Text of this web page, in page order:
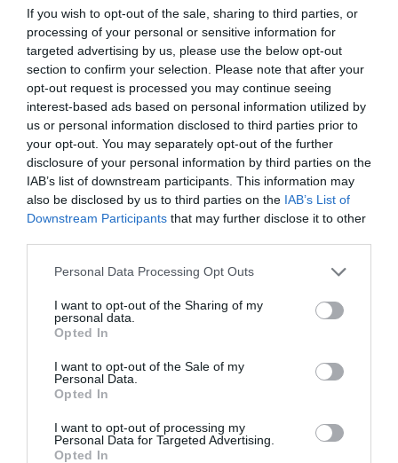
If you wish to opt-out of the sale, sharing to third parties, or
processing of your personal or sensitive information for
targeted advertising by us, please use the below opt-out
section to confirm your selection. Please note that after your
opt-out request is processed you may continue seeing
interest-based ads based on personal information utilized by
us or personal information disclosed to third parties prior to
your opt-out. You may separately opt-out of the further
disclosure of your personal information by third parties on the
IAB’s list of downstream participants. This information may
also be disclosed by us to third parties on the IAB’s List of
Downstream Participants that may further disclose it to other
Please note that this website/app uses one or more Google
not limited to your visit or usage behaviour. You may click to
grant or deny consent to Google and its third-party tags to
use your data for below specified purposes in below Google
consent section.
Personal Data Processing Opt Outs
I want to opt-out of the Sharing of my
personal data.
Opted In
I want to opt-out of the Sale of my
Personal Data.
Opted In
I want to opt-out of processing my
Personal Data for Targeted Advertising.
Opted In
στην πολιτιστική αναβάθμιση της πόλης του
Πειραιά, στήριξε τη δημιουργία του
ντοκιμαντέρ με θέμα «Διαδρομές με τα
Αγάλματα, τις Προτομές και τα Μνημεία του
Πειραιά», το οποίο και παρουσιάστηκε
κλείνοντας την εκδήλωση μέσα σε κλίμα
ιδιαίτερα εορταστικό, στο οποίο συνέβαλε
το μουσικό διάλειμμα των τενόρων «The
πιάνο ο μαέστρος, Βενιαμίν
Χατζηκουμπάρογλου.Ακολούθησε δεξίωση
προς τιμήν των επίσημων προσκεκλημένων
και των δημοσιογράφων, στην
Επιχειρηματική Λέσχη του Ε.Β.